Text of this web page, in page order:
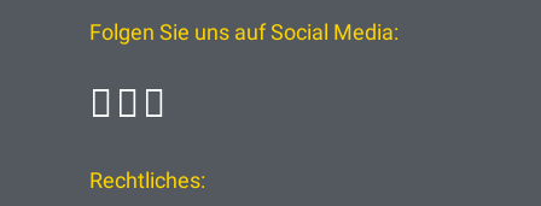
Folgen Sie uns auf Social Media:
Rechtliches: